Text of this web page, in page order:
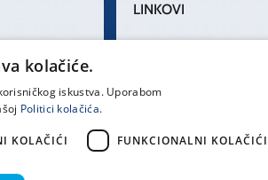
LINKOVI
kolačiće.
iskustva. Uporabom
Politici kolačića.
KOLAČIĆI FUNKCIONALNI KOLAČIĆI